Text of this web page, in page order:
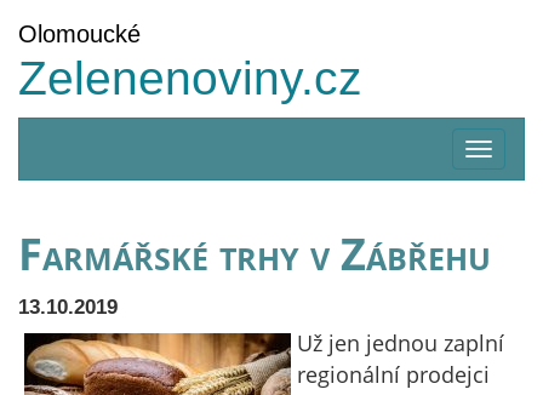
Olomoucké
Zelenenoviny.cz
menu
Farmářské trhy v Zábřehu
13.10.2019
Už jen jednou zaplní
regionální prodejci